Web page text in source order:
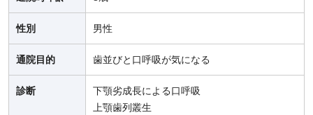
性別 男性
通院目的 歯並びと口呼吸が気になる
診断
下顎劣成長による口呼吸
上顎歯列叢生